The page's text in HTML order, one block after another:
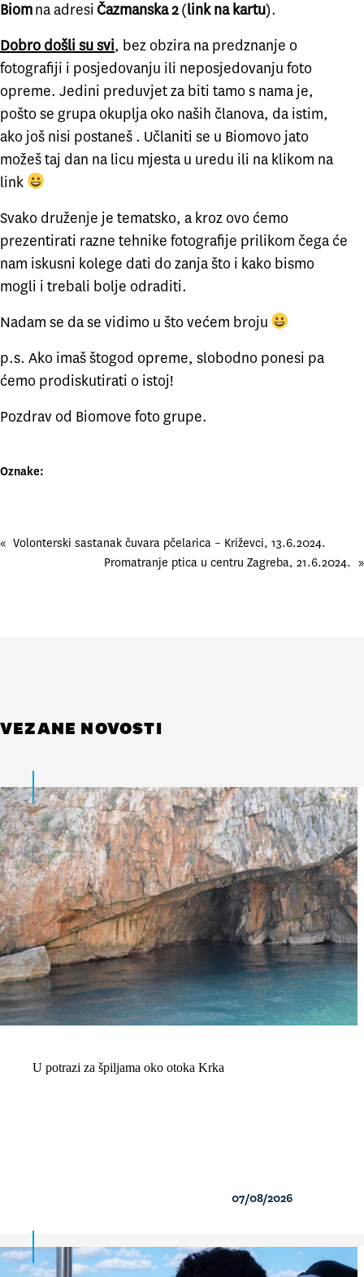
Biomna adresi Čazmanska 2(link na kartu).
Dobro došli su svi, bez obzira na predznanje o
fotografiji i posjedovanju ili neposjedovanju foto
opreme. Jedini preduvjet za biti tamo s nama je,
pošto se grupa okuplja oko naših članova, da istim,
ako još nisi postaneš . Učlaniti se u Biomovo jato
možeš taj dan na licu mjesta u uredu ili na klikom na
link
Svako druženje je tematsko, a kroz ovo ćemo
prezentirati razne tehnike fotografije prilikom čega će
nam iskusni kolege dati do zanja što i kako bismo
mogli i trebali bolje odraditi.
Nadam se da se vidimo u što većem broju
p.s. Ako imaš štogod opreme, slobodno ponesi pa
ćemo prodiskutirati o istoj!
Pozdrav od Biomove foto grupe.
Oznake:
« Volonterski sastanak čuvara pčelarica – Križevci, 13.6.2024.
Promatranje ptica u centru Zagreba, 21.6.2024.
»
VEZANE NOVOSTI
U potrazi za špiljama oko otoka Krka
07/08/2026